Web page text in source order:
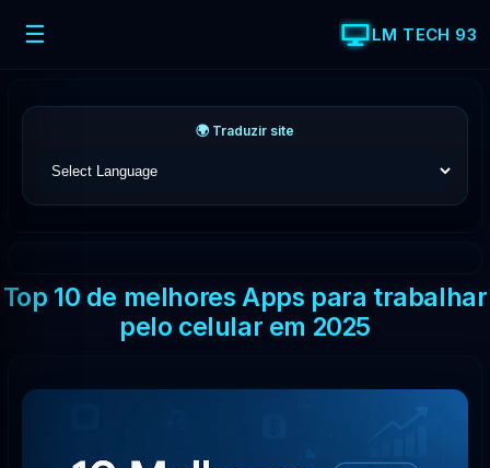
☰ LM TECH 93
🌍 Traduzir site
Top 10 de melhores Apps para trabalhar
pelo celular em 2025